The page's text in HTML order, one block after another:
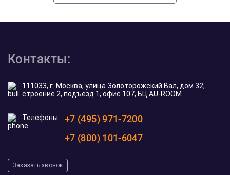
Контакты:
111033, г. Москва, улица Золоторожский Вал, дом 32,
строение 2, подъезд 1, офис 107, БЦ AU-ROOM
Телефоны:
+7 (495) 971-7200
+7 (800) 101-6047
Заказать звонок